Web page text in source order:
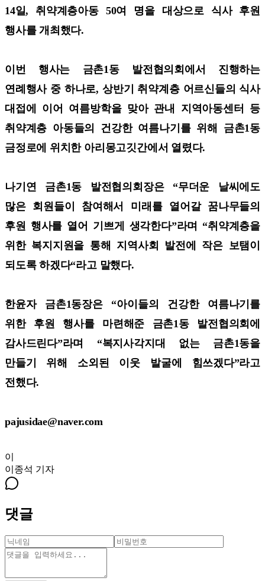
14일, 취약계층아동 50여 명을 대상으로 식사 후원
행사를 개최했다.
이번 행사는 금촌1동 발전협의회에서 진행하는
연례행사 중 하나로, 상반기 취약계층 어르신들의 식사
대접에 이어 여름방학을 맞아 관내 지역아동센터 등
취약계층 아동들의 건강한 여름나기를 위해 금촌1동
금정로에 위치한 아리몽고깃간에서 열렸다.
나기연 금촌1동 발전협의회장은 “무더운 날씨에도
많은 회원들이 참여해서 미래를 열어갈 꿈나무들의
후원 행사를 열어 기쁘게 생각한다”라며 “취약계층을
위한 복지지원을 통해 지역사회 발전에 작은 보탬이
되도록 하겠다“라고 말했다.
한윤자 금촌1동장은 “아이들의 건강한 여름나기를
위한 후원 행사를 마련해준 금촌1동 발전협의회에
감사드린다”라며 “복지사각지대 없는 금촌1동을
만들기 위해 소외된 이웃 발굴에 힘쓰겠다”라고
전했다.
pajusidae@naver.com
이
이종석 기자
댓글